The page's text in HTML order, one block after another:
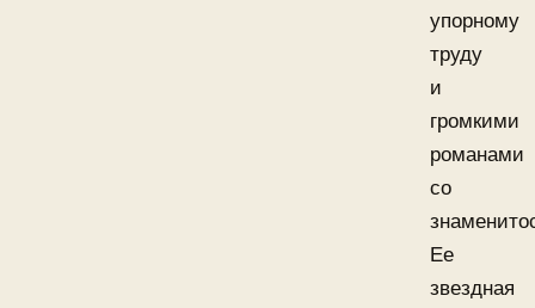
упорному
труду
и
громкими
романами
со
Ее
звездная